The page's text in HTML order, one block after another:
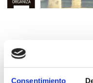
Consentimiento